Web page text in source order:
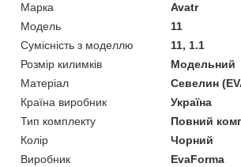
Марка
Avatr
Модель
11
Сумісність з моделлю
11, 1.1
Розмір килимків
Модельний
Матеріал
Севелин
Країна виробник
Україна
Тип комплекту
Повний
Колір
Чорний
Виробник
EvaForma